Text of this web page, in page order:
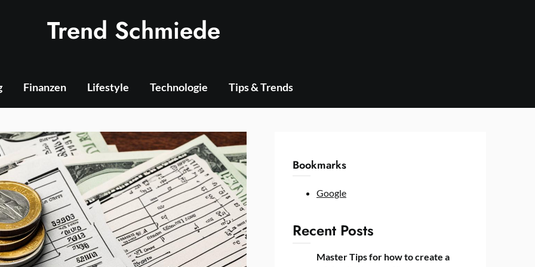
Trend Schmiede
Finanzen Lifestyle Technologie Tips & Trends
Bookmarks
Google
Recent Posts
Master Tips for how to create a